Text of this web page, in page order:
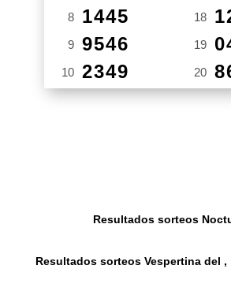
8 1445
9 9546
10 2349
18
19
20
Resultados sorteos
Resultados sorteos Vespertina del